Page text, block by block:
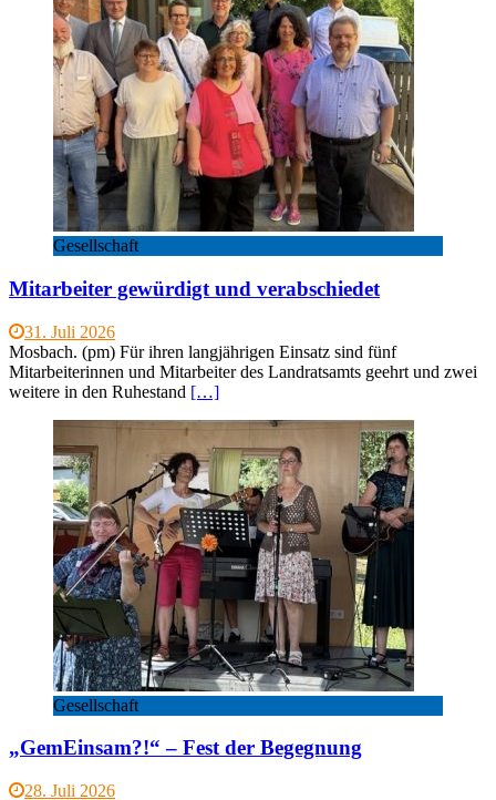
Gesellschaft
Mitarbeiter gewürdigt und verabschiedet
31. Juli 2026
Mosbach. (pm) Für ihren langjährigen Einsatz sind fünf
Mitarbeiterinnen und Mitarbeiter des Landratsamts geehrt und zwei
weitere in den Ruhestand […]
Gesellschaft
„GemEinsam?!“ – Fest der Begegnung
28. Juli 2026